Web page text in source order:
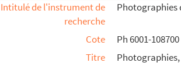
Intitulé de l'instrument de
recherche
Photographies
Cote
Ph 6001-108700
Titre
1973